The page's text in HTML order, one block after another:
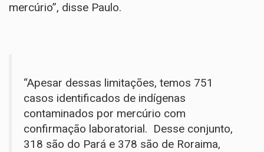
mercúrio”, disse Paulo.
“Apesar dessas limitações, temos 751
casos identificados de indígenas
contaminados por mercúrio com
confirmação laboratorial. Desse conjunto,
318 são do Pará e 378 são de Roraima,